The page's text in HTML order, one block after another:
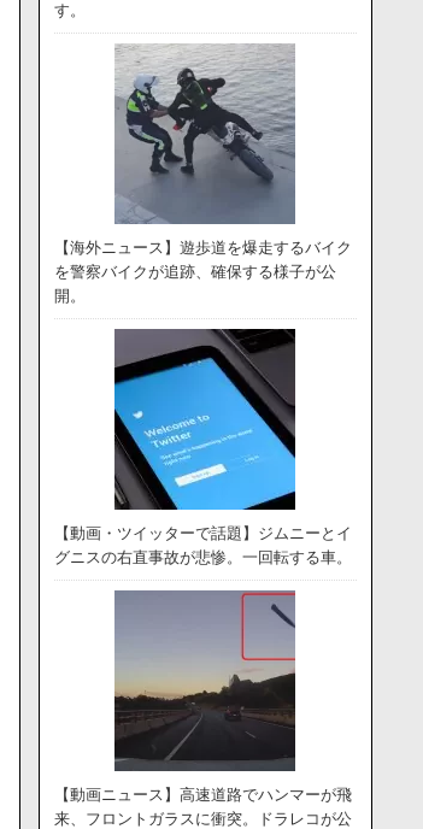
す。
【海外ニュース】遊歩道を爆走するバイク
を警察バイクが追跡、確保する様子が公
開。
【動画・ツイッターで話題】ジムニーとイ
グニスの右直事故が悲惨。一回転する車。
【動画ニュース】高速道路でハンマーが飛
来、フロントガラスに衝突。ドラレコが公